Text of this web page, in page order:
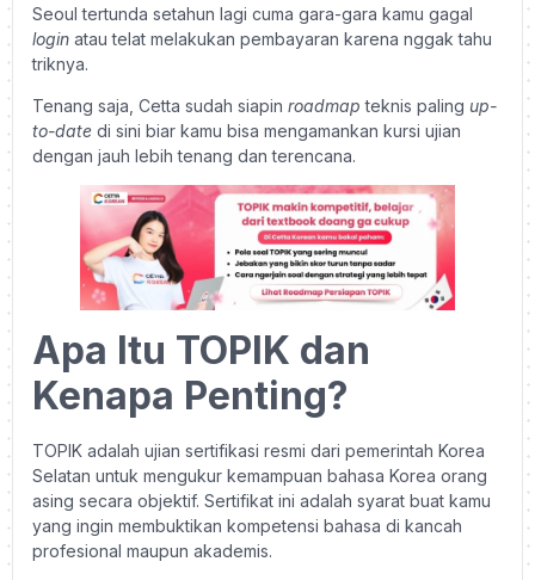
Seoul tertunda setahun lagi cuma gara-gara kamu gagal
login atau telat melakukan pembayaran karena nggak tahu
triknya.
Tenang saja, Cetta sudah siapin roadmap teknis paling up-
to-date di sini biar kamu bisa mengamankan kursi ujian
dengan jauh lebih tenang dan terencana.
Apa Itu TOPIK dan
Kenapa Penting?
TOPIK adalah ujian sertifikasi resmi dari pemerintah Korea
Selatan untuk mengukur kemampuan bahasa Korea orang
asing secara objektif. Sertifikat ini adalah syarat buat kamu
yang ingin membuktikan kompetensi bahasa di kancah
profesional maupun akademis.